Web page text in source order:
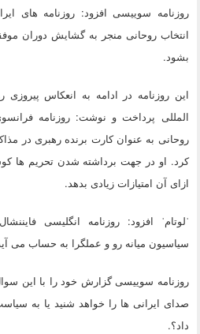
روزنامه سوییسی افزود: روزنامه های
انتخاب روحانی منجر به گشایش دوران
بشود.
این روزنامه در ادامه به انعکاس
المللی پرداخت و نوشت: روزنامه
روحانی به عنوان کارت برنده رهبری در
کرد. او در جهت برداشته شدن تحریم ها
ازای آن امتیازات زیادی بدهد.
ˈلوتامˈ افزود: روزنامه انگلیسی
سیاسیون میانه رو و عملگرا به حساب می
روزنامه سوییسی گزارش خود را با این
صدای ایرانی ها را خواهد شنید یا به
داد؟.